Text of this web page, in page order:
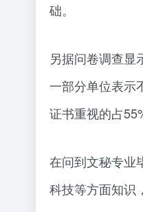
础。
另据问卷调查显
一部分单位表示
证书重视的占
在问到文秘专业
科技等方面知识